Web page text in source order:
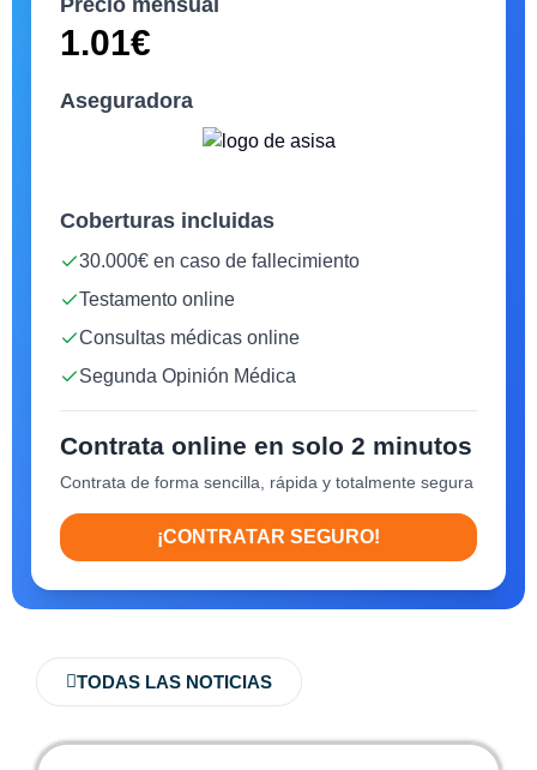
1.01€
Aseguradora
Coberturas incluidas
30.000€ en caso de fallecimiento
Testamento online
Consultas médicas online
Segunda Opinión Médica
Contrata online en solo 2 minutos
Contrata de forma sencilla, rápida y totalmente segura
¡CONTRATAR SEGURO!
TODAS LAS NOTICIAS